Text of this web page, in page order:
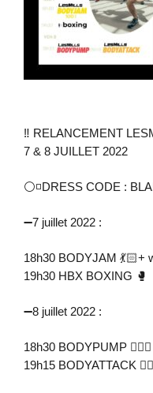
‼️ RELANCEMENT
7 & 8 JUILLET 2022
⚪️◽️DRESS CODE :
➖7 juillet 2022 :
18h30 BODYJAM 💃🏻+
19h30 HBX BOXING 🥊
➖8 juillet 2022 :
18h30 BODYPUMP 🏋🏻‍♂️
19h15 BODYATTACK